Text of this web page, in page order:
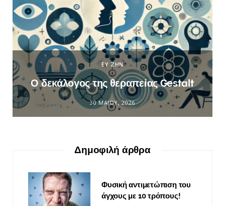
ΕΥ ΖΗΝ
Ο δεκάλογος της θεραπείας Gestalt
30 ΜΑΪ́ΟΥ, 2026
Δημοφιλή άρθρα
Φυσική αντιμετώπιση του
άγχους με 10 τρόπους!